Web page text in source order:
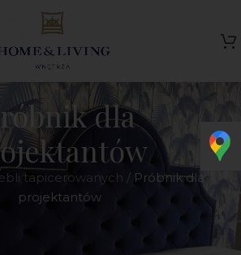
dla
tapicerowanych / Próbnik dla
projektantów